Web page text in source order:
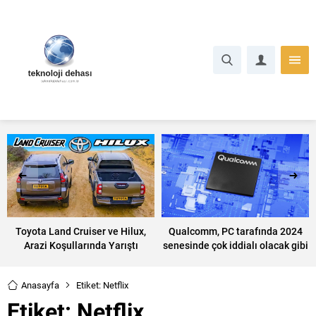
Toyota Land Cruiser ve Hilux,
Arazi Koşullarında Yarıştı
Qualcomm, PC tarafında 2024
senesinde çok iddialı olacak gibi
Anasayfa Etiket: Netflix